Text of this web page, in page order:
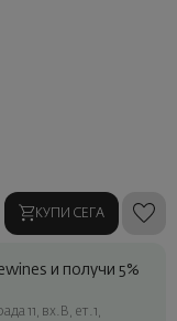
КУПИ СЕГА
и получи 5%
11, вх.В, ет.1,